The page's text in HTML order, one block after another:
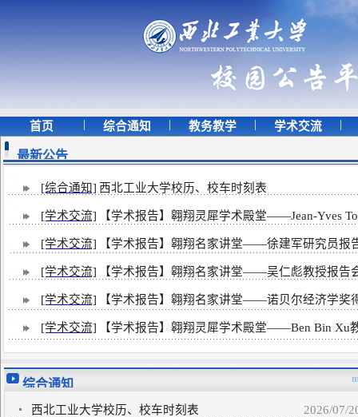
首页 | 综合通知 | 教务教学 | 学术交流 |
最新公告
[综合通知] 西北工业大学校历、校车时刻表
[学术交流] 【学术报告】翱翔灵犀学术殿堂——Jean-Yves
[学术交流] 【学术报告】​翱翔名家讲堂——徐建军研究员报
[学术交流] 【学术报告】​翱翔名家讲堂——吴仁彪教授报告
[学术交流] 【学术报告】​翱翔名家讲堂——诺贝尔经济学奖
[学术交流] 【学术报告】翱翔灵犀学术殿堂——Ben Bin Xu
综合通知
西北工业大学校历、校车时刻表 2026/07/